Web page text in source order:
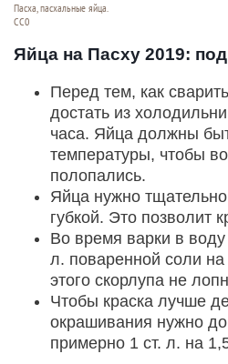
Пасха, пасхальные яйца.
СС0
Яйца на Пасху 2019:
Перед тем, как
достать из
часа. Яйца должны
температуры, чтобы
полопались.
Яйца нужно
губкой. Это позволит
Во время варки в
л. поваренной соли
этого скорлупа не
Чтобы краска лучше
окрашивания нужно
примерно 1 ст. л. на